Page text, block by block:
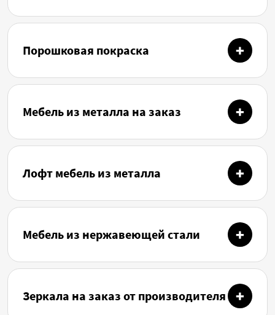
Порошковая покраска
Мебель из металла на заказ
Лофт мебель из металла
Мебель из нержавеющей стали
Зеркала на заказ от производителя